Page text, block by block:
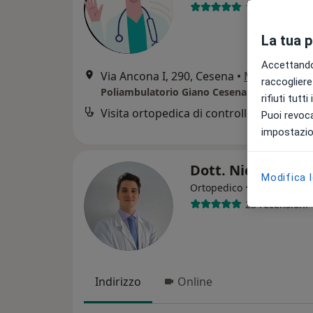
103 recensioni
Via Ancona I, 290, Cesena • Mappa
Poliambulatorio Giano Cesena
Visita ortopedica di controllo
Dott. Nicolò
Ortopedico ·
23 recensioni
Indirizzo Online
La tua
rifiuti tutti i
Puoi
Modifica